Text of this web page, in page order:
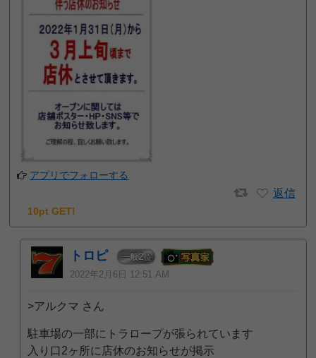
アプリでフォローする
返信
10pt GET!
トロピ 一般2位
2022年2月6日 12:51 AM
>アルクマ さん
駐車場の一部にトラロープが張られています
入り口2ヶ所に店休のお知らせが掲示